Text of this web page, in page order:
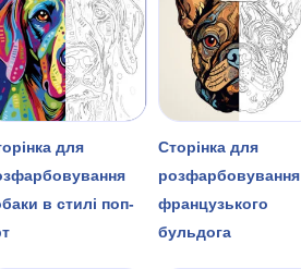
для
в стилі поп-
Сторінка для
розфарбовування
французького
бульдога